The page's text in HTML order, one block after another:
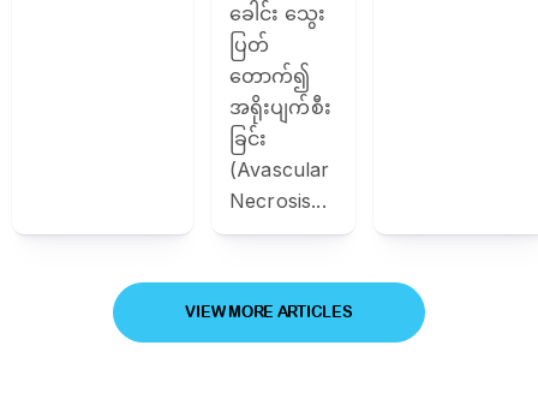
ခေါင်း သွေး
ပြတ်
တောက်၍
အရိုးပျက်စီး
ခြင်း
(Avascular
Necrosis...
VIEW MORE ARTICLES